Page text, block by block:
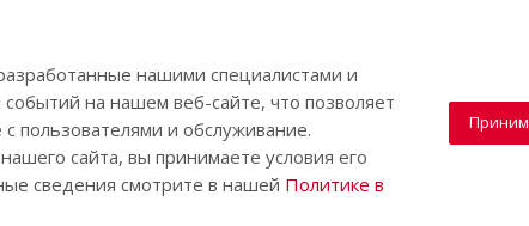
Бахилы
нашими специалистами и
на нашем веб-сайте, что позволяет
пользователями и обслуживание.
сайта, вы принимаете условия его
сведения смотрите в нашей Политике в